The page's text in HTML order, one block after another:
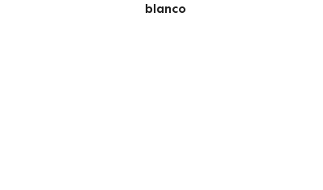
blanco